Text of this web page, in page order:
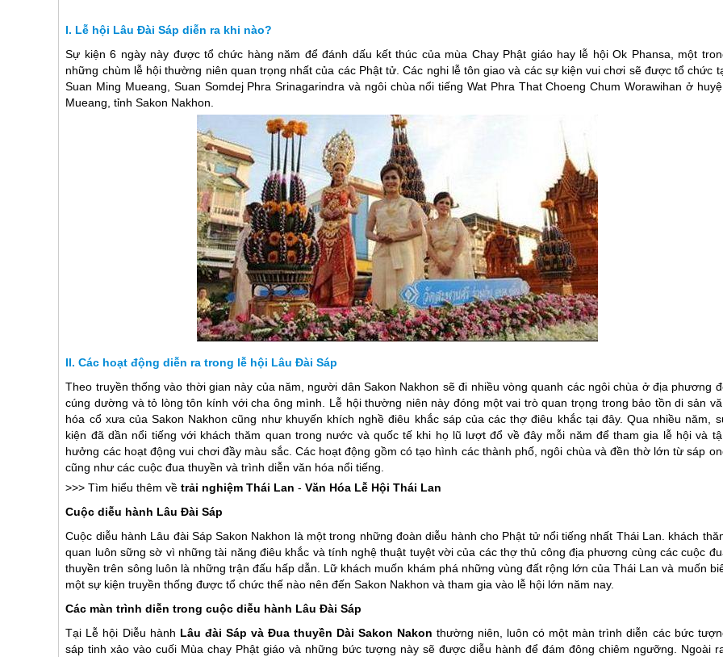
Lễ hội Lâu Đài Sáp diễn ra khi nào?
Sự kiện 6 ngày này được tổ chức hàng năm để đánh dấu kết thúc của mùa Chay Phật giáo hay lễ hội Ok Phansa, một
những chùm lễ hội thường niên quan trọng nhất của các Phật tử. Các nghi lễ tôn giao và các sự kiện vui chơi sẽ được tổ chức
Suan Ming Mueang, Suan Somdej Phra Srinagarindra và ngôi chùa nổi tiếng Wat Phra That Choeng Chum Worawihan ở
Mueang, tỉnh Sakon Nakhon.
Các hoạt động diễn ra trong lễ hội Lâu Đài Sáp
Theo truyền thống vào thời gian này của năm, người dân Sakon Nakhon sẽ đi nhiều vòng quanh các ngôi chùa ở địa phương
cúng dường và tỏ lòng tôn kính với cha ông mình. Lễ hội thường niên này đóng một vai trò quan trọng trong bảo tồn di sản
hóa cổ xưa của Sakon Nakhon cũng như khuyến khích nghề điêu khắc sáp của các thợ điêu khắc tại đây. Qua nhiều năm,
kiện đã dần nổi tiếng với khách thăm quan trong nước và quốc tế khi họ lũ lượt đổ về đây mỗi năm để tham gia lễ hội và
hưởng các hoạt động vui chơi đầy màu sắc. Các hoạt động gồm có tạo hình các thành phố, ngôi chùa và đền thờ lớn từ sáp
cũng như các cuộc đua thuyền và trình diễn văn hóa nổi tiếng.
>>> Tìm hiểu thêm vềtrải nghiệmThái Lan -Văn Hóa Lễ HộiThái Lan
Cuộc diễu hành Lâu Đài Sáp
Cuộc diễu hành Lâu đài Sáp Sakon Nakhon là một trong những đoàn diễu hành cho Phật tử nổi tiếng nhất Thái Lan. khách
quan luôn sững sờ vì những tài năng điêu khắc và tính nghệ thuật tuyệt vời của các thợ thủ công địa phương cùng các cuộc
thuyền trên sông luôn là những trận đấu hấp dẫn. Lữ khách muốn khám phá những vùng đất rộng lớn củaThái Lan và muốn
một sự kiện truyền thống được tổ chức thế nào nên đến Sakon Nakhon và tham gia vào lễ hội lớn năm nay.
Các màn trình diễn trong cuộc diễu hành Lâu Đài Sáp
Tại Lễ hội Diễu hành Lâu đài Sáp và Đua thuyền Dài Sakon Nakon thường niên, luôn có một màn trình diễn các bức
sáp tinh xảo vào cuối Mùa chay Phật giáo và những bức tượng này sẽ được diễu hành để đám đông chiêm ngưỡng. Ngoài